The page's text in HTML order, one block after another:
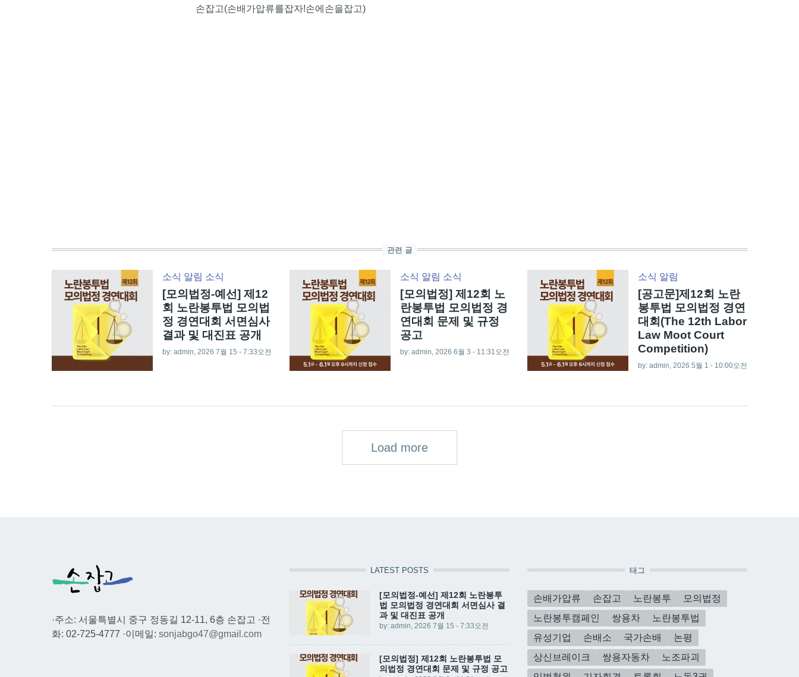
손잡고(손배가압류를잡자!손에손을잡고)
관련 글
소식 알림 소식
[모의법정-예선] 제12
회 노란봉투법 모의법
정 경연대회 서면심사
결과 및 대진표 공개
by: admin, 2026 7월 15 - 7:33오전
소식 알림 소식
[모의법정] 제12회 노
란봉투법 모의법정 경
연대회 문제 및 규정
공고
by: admin, 2026 6월 3 - 11:31오전
소식 알림
[공고문]제12회 노란
봉투법 모의법정 경연
대회(The 12th Labor
Law Moot Court
Competition)
by: admin, 2026 5월 1 - 10:00오전
Load more
·주소: 서울특별시 중구 정동길 12-11, 6층 손잡고 ·전
화: 02-725-4777 ·이메일: sonjabgo47@gmail.com
LATEST POSTS
[모의법정-예선] 제12회 노란봉투
법 모의법정 경연대회 서면심사 결
과 및 대진표 공개
by: admin , 2026 7월 15 - 7:33오전
[모의법정] 제12회 노란봉투법 모
의법정 경연대회 문제 및 규정 공고
태그
손배가압류 손잡고 노란봉투
모의법정
노란봉투캠페인
쌍용차
노란봉투법
유성기업
손배소 국가손배
논평
상신브레이크
쌍용자동차
노조파괴